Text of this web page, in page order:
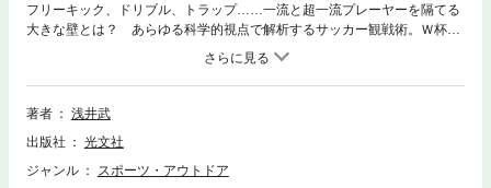
フリーキック、ドリブル、トラップ……一流と超一流プレーヤーを隔てる
大きな壁とは？ あらゆる科学的視点で解析するサッカー観戦術。Ｗ杯の
著者
浅井武
出版社
光文社
ジャンル
スポーツ・アウトドア